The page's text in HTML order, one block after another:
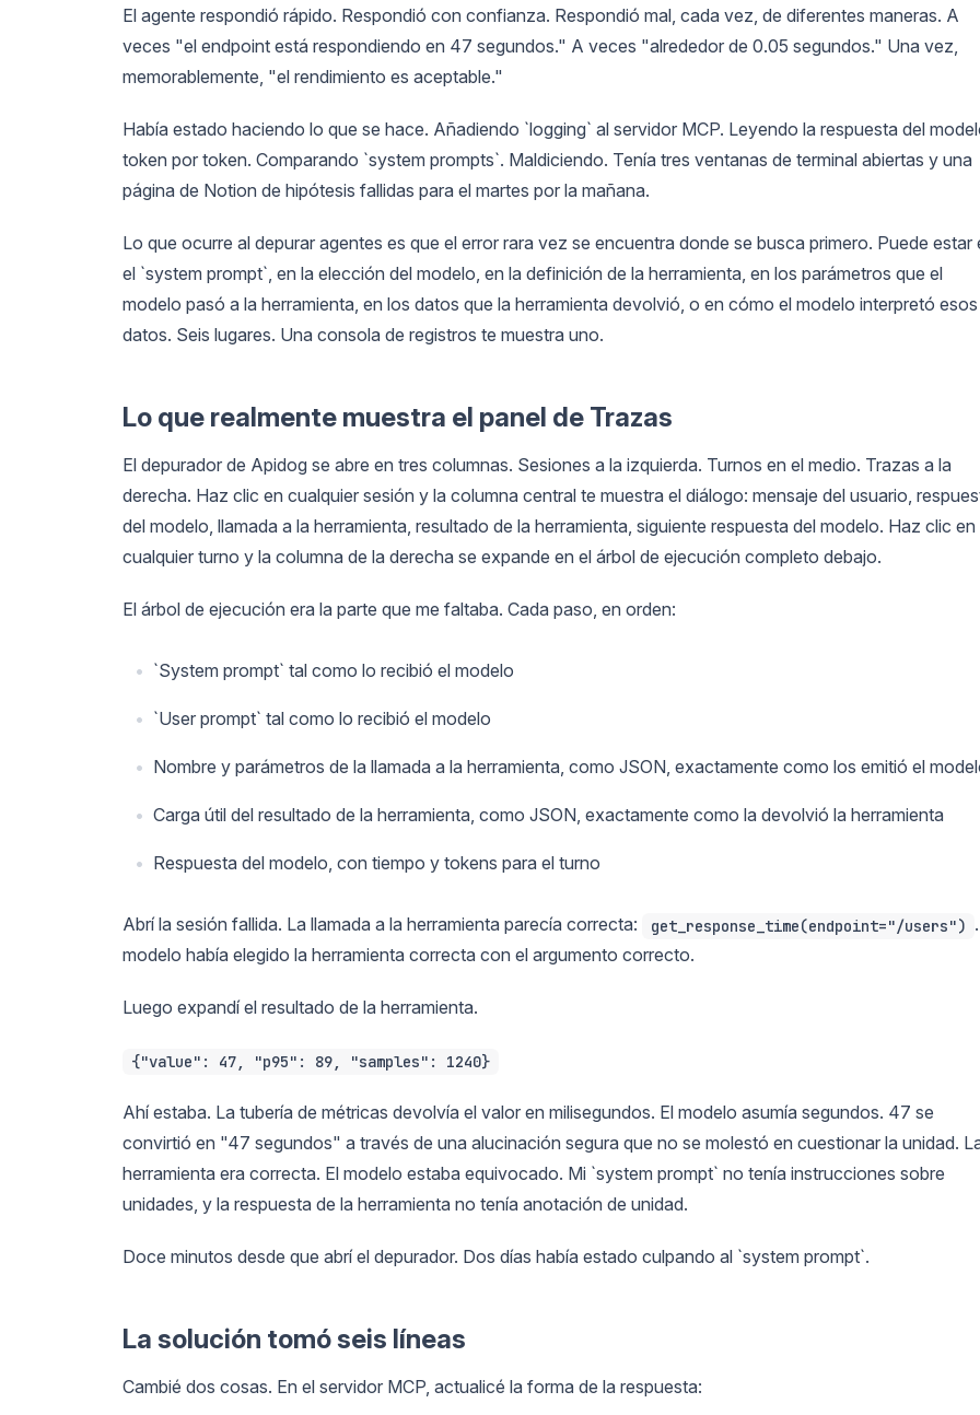
El agente respondió rápido. Respondió con confianza. Respondió mal, cada vez, de diferentes maneras. A
veces "el endpoint está respondiendo en 47 segundos." A veces "alrededor de 0.05 segundos." Una vez,
memorablemente, "el rendimiento es aceptable."
Había estado haciendo lo que se hace. Añadiendo `logging` al servidor MCP. Leyendo la respuesta del
token por token. Comparando `system prompts`. Maldiciendo. Tenía tres ventanas de terminal abiertas y una
página de Notion de hipótesis fallidas para el martes por la mañana.
Lo que ocurre al depurar agentes es que el error rara vez se encuentra donde se busca primero. Puede estar
el `system prompt`, en la elección del modelo, en la definición de la herramienta, en los parámetros que el
modelo pasó a la herramienta, en los datos que la herramienta devolvió, o en cómo el modelo interpretó esos
datos. Seis lugares. Una consola de registros te muestra uno.
Lo que realmente muestra el panel de Trazas
El depurador de Apidog se abre en tres columnas. Sesiones a la izquierda. Turnos en el medio. Trazas a la
derecha. Haz clic en cualquier sesión y la columna central te muestra el diálogo: mensaje del usuario,
del modelo, llamada a la herramienta, resultado de la herramienta, siguiente respuesta del modelo. Haz clic en
cualquier turno y la columna de la derecha se expande en el árbol de ejecución completo debajo.
El árbol de ejecución era la parte que me faltaba. Cada paso, en orden:
`System prompt` tal como lo recibió el modelo
`User prompt` tal como lo recibió el modelo
Nombre y parámetros de la llamada a la herramienta, como JSON, exactamente como los emitió el
Carga útil del resultado de la herramienta, como JSON, exactamente como la devolvió la herramienta
Respuesta del modelo, con tiempo y tokens para el turno
Abrí la sesión fallida. La llamada a la herramienta parecía correcta: get_response_time(endpoint="/users")
modelo había elegido la herramienta correcta con el argumento correcto.
Luego expandí el resultado de la herramienta.
{"value": 47, "p95": 89, "samples": 1240}
Ahí estaba. La tubería de métricas devolvía el valor en milisegundos. El modelo asumía segundos. 47 se
convirtió en "47 segundos" a través de una alucinación segura que no se molestó en cuestionar la unidad.
herramienta era correcta. El modelo estaba equivocado. Mi `system prompt` no tenía instrucciones sobre
unidades, y la respuesta de la herramienta no tenía anotación de unidad.
Doce minutos desde que abrí el depurador. Dos días había estado culpando al `system prompt`.
La solución tomó seis líneas
Cambié dos cosas. En el servidor MCP, actualicé la forma de la respuesta: